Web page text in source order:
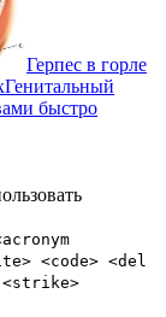
Герпес в горле
Генитальный
<code> <del
<strike>